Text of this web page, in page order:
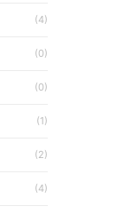
(4)
(0)
(0)
(1)
(2)
(4)